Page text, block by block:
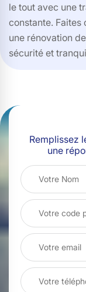
le tout avec une
constante.
une rénovation
sécurité et
Remplissez
une